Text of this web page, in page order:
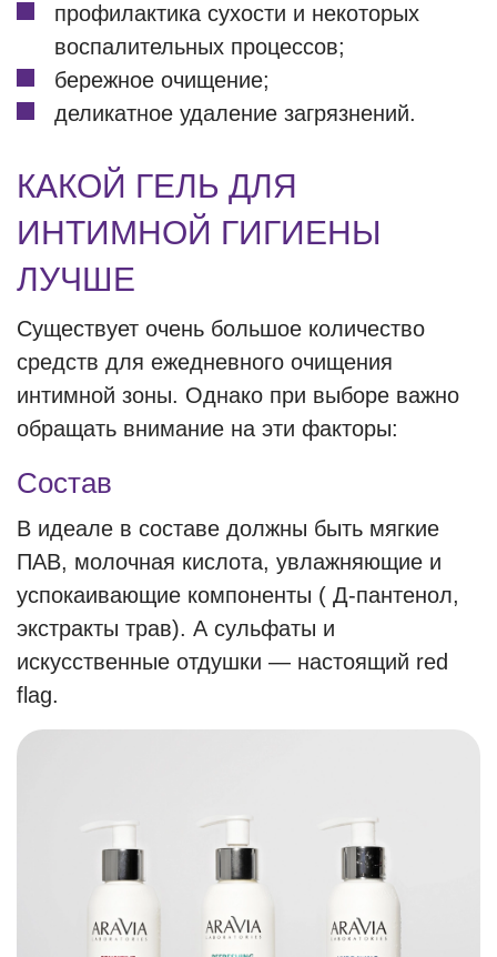
профилактика сухости и некоторых
воспалительных процессов;
бережное очищение;
деликатное удаление загрязнений.
КАКОЙ ГЕЛЬ ДЛЯ
ИНТИМНОЙ ГИГИЕНЫ
ЛУЧШЕ
Существует очень большое количество
средств для ежедневного очищения
интимной зоны. Однако при выборе важно
обращать внимание на эти факторы:
Состав
В идеале в составе должны быть мягкие
ПАВ, молочная кислота, увлажняющие и
успокаивающие компоненты ( Д-пантенол,
экстракты трав). А сульфаты и
искусственные отдушки — настоящий red
flag.